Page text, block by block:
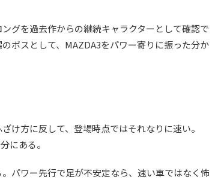
グを過去作からの継続キャラクターとして確認で
ボスとして、MAZDA3をパワー寄りに振った分か
け方に反して、登場時点ではそれなりに速い。
にある。
パワー先行で足が不安定なら、速い車ではなく怖